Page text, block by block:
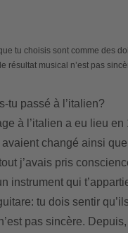
tu choisis sont comme des
résultat musical n’est pas
tu passé à l’italien?
à l’italien a eu lieu
changé ainsi
j’avais pris
instrument qui
tu dois sentir
pas sincère.